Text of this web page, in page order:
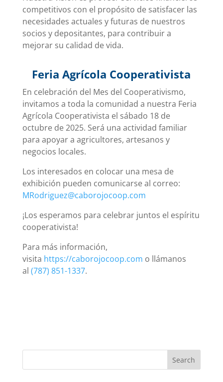
competitivos con el propósito de satisfacer las
necesidades actuales y futuras de nuestros
socios y depositantes, para contribuir a
mejorar su calidad de vida.
Feria Agrícola Cooperativista
En celebración del Mes del Cooperativismo,
invitamos a toda la comunidad a nuestra Feria
Agrícola Cooperativista el sábado 18 de
octubre de 2025. Será una actividad familiar
para apoyar a agricultores, artesanos y
negocios locales.
Los interesados en colocar una mesa de
exhibición pueden comunicarse al correo:
MRodriguez@caborojocoop.com
¡Los esperamos para celebrar juntos el espíritu
cooperativista!
Para más información,
visita https://caborojocoop.com o llámanos
al (787) 851-1337.